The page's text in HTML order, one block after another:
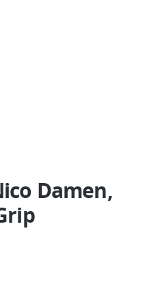
Damen,